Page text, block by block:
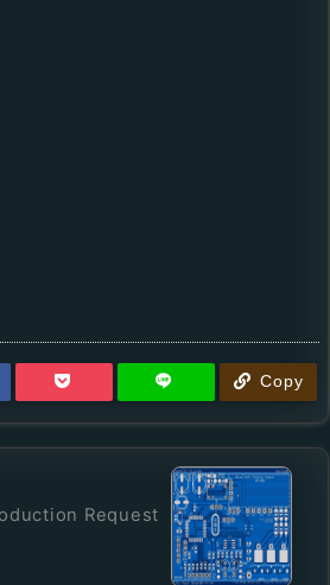
Copy
Request